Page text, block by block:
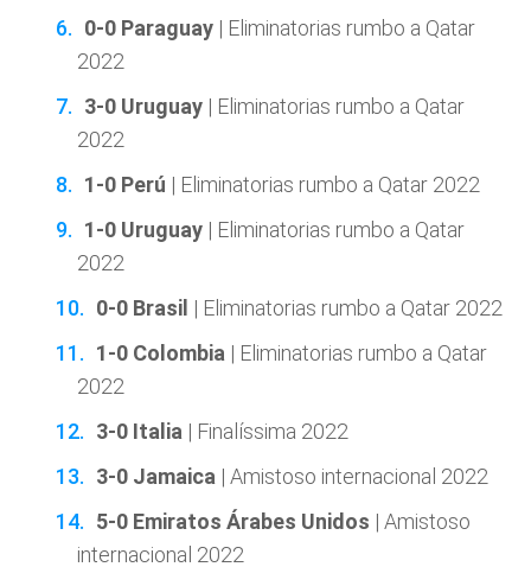
0-0 Paraguay | Eliminatorias rumbo a Qatar
2022
3-0 Uruguay | Eliminatorias rumbo a Qatar
2022
1-0 Perú | Eliminatorias rumbo a Qatar 2022
1-0 Uruguay | Eliminatorias rumbo a Qatar
2022
0-0 Brasil | Eliminatorias rumbo a Qatar 2022
1-0 Colombia | Eliminatorias rumbo a Qatar
2022
3-0 Italia | Finalíssima 2022
3-0 Jamaica | Amistoso internacional 2022
5-0 Emiratos Árabes Unidos | Amistoso
internacional 2022